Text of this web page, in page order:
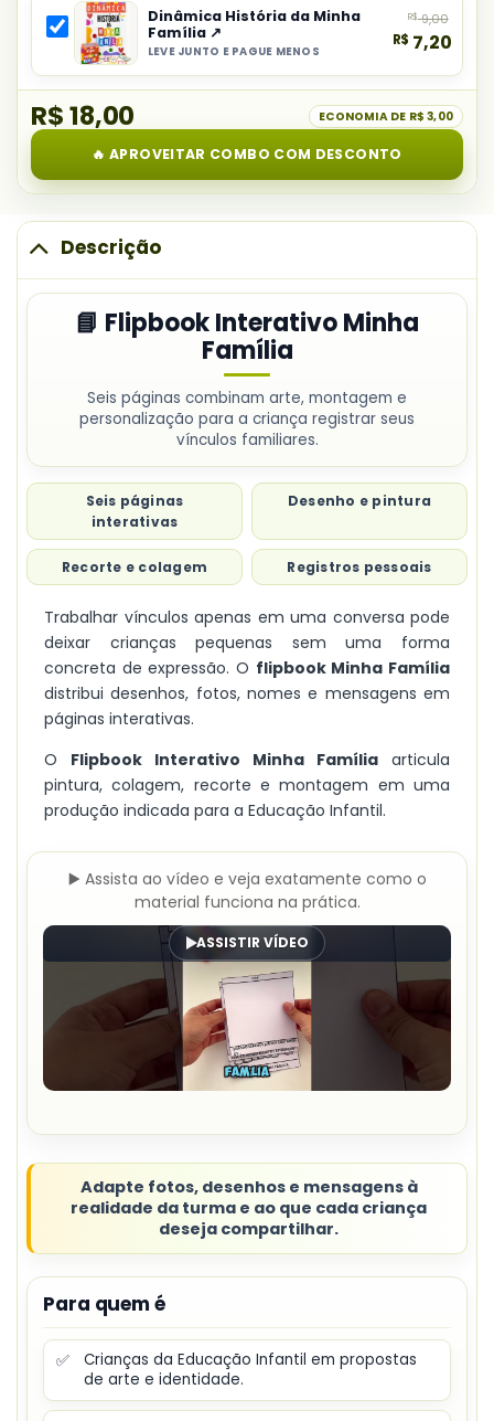
Minha
Família
do
combo:
Cartaz
Colaborativo
Dia
Família
Selecionar
item
do
História
da
Minha
Dinâmica História da Minha
Família ↗
LEVE JUNTO E PAGUE MENOS
R$9,00
R$ 7,20
R$ 18,00 ECONOMIA DE R$ 3,00
🔥 APROVEITAR COMBO COM DESCONTO
Descrição
📘 Flipbook Interativo Minha
Família
Seis páginas combinam arte, montagem e
personalização para a criança registrar seus
vínculos familiares.
Seis páginas
interativas
Desenho e pintura
Recorte e colagem Registros pessoais
Trabalhar vínculos apenas em uma conversa pode
deixar crianças pequenas sem uma forma
concreta de expressão. O flipbook Minha Família
distribui desenhos, fotos, nomes e mensagens em
páginas interativas.
O Flipbook Interativo Minha Família articula
pintura, colagem, recorte e montagem em uma
produção indicada para a Educação Infantil.
▶️ Assista ao vídeo e veja exatamente como o
material funciona na prática.
ASSISTIR VÍDEO
Adapte fotos, desenhos e mensagens à
realidade da turma e ao que cada criança
deseja compartilhar.
Para quem é
✅
Crianças da Educação Infantil em propostas
de arte e identidade.